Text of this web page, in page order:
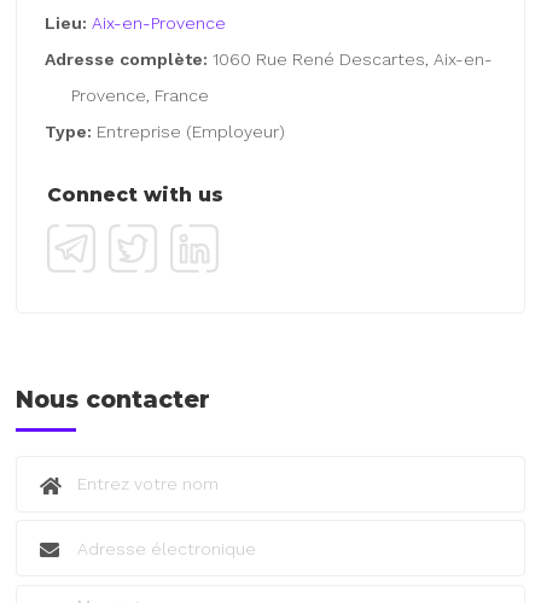
Lieu:Aix-en-Provence
Adresse complète: 1060 Rue René Descartes, Aix-en-
Provence, France
Type: Entreprise (Employeur)
Connect with us
Nous contacter